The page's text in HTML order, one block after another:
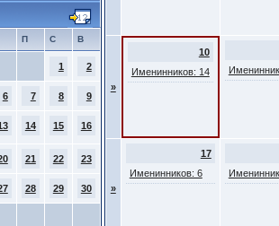
П С В
1 2
6 7 8 9
14 15 16
21 22 23
28 29 30
»
10
Именинников: 14
»
17
Именинников: 6